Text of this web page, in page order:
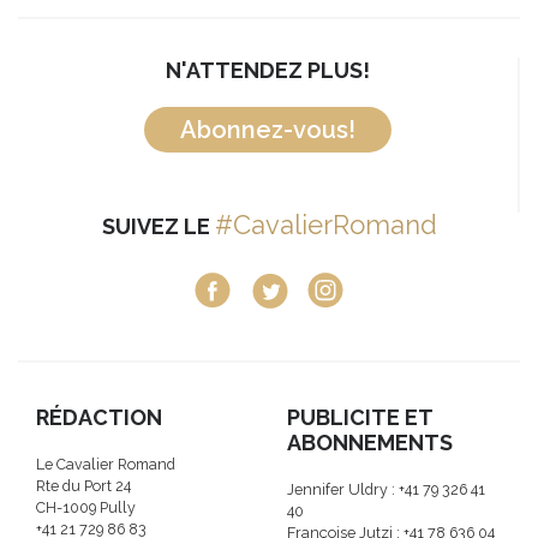
N'ATTENDEZ PLUS!
Abonnez-vous!
SUIVEZ LE #CavalierRomand
RÉDACTION
Le Cavalier Romand
Rte du Port 24
CH-1009 Pully
+41 21 729 86 83
PUBLICITE ET
ABONNEMENTS
Jennifer Uldry : +41 79 326 41
40
Françoise Jutzi : +41 78 636 04